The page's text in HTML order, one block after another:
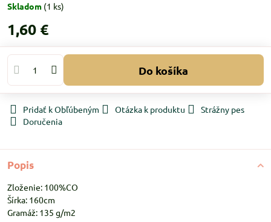
Skladom (1 ks)
1,60 €
Do košíka
Pridať k Obľúbeným Otázka k produktu
Strážny pes
Doručenia
Popis
Zloženie: 100%CO
Šírka: 160cm
Gramáž: 135 g/m2